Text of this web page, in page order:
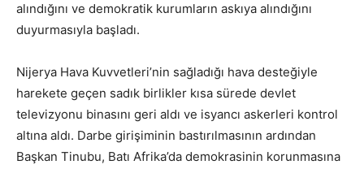
alındığını ve demokratik kurumların askıya alındığını
duyurmasıyla başladı.
Nijerya Hava Kuvvetleri’nin sağladığı hava desteğiyle
harekete geçen sadık birlikler kısa sürede devlet
televizyonu binasını geri aldı ve isyancı askerleri kontrol
altına aldı. Darbe girişiminin bastırılmasının ardından
Başkan Tinubu, Batı Afrika’da demokrasinin korunmasına